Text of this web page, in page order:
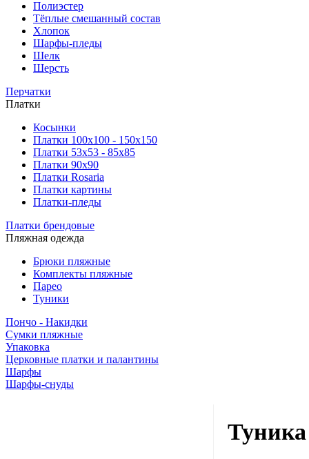
Полиэстер
Тёплые смешанный состав
Хлопок
Шарфы-пледы
Шелк
Шерсть
Перчатки
Платки
Косынки
Платки 100х100 - 150х150
Платки 53х53 - 85х85
Платки 90х90
Платки Rosaria
Платки картины
Платки-пледы
Платки брендовые
Пляжная одежда
Брюки пляжные
Комплекты пляжные
Парео
Туники
Пончо - Накидки
Сумки пляжные
Упаковка
Церковные платки и палантины
Шарфы
Шарфы-снуды